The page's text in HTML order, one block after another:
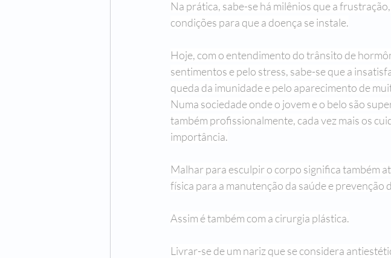
Uma História de Amor e TV Um Passado de Presente
Orlando, Santo Amaro e a Guerra Primeiro Chegam os Anjos -
Vera Krausz Maria José Silveira
Na prática, sabe-se há milênios que a
condições para que a doença se instale.
Hoje, com o entendimento do trânsito de
sentimentos e pelo stress, sabe-se que a
queda da imunidade e pelo aparecimento de
Numa sociedade onde o jovem e o belo são
também profissionalmente, cada vez mais os
importância.
Malhar para esculpir o corpo significa também
física para a manutenção da saúde e prevenção
Assim é também com a cirurgia plástica.
Livrar-se de um nariz que se considera